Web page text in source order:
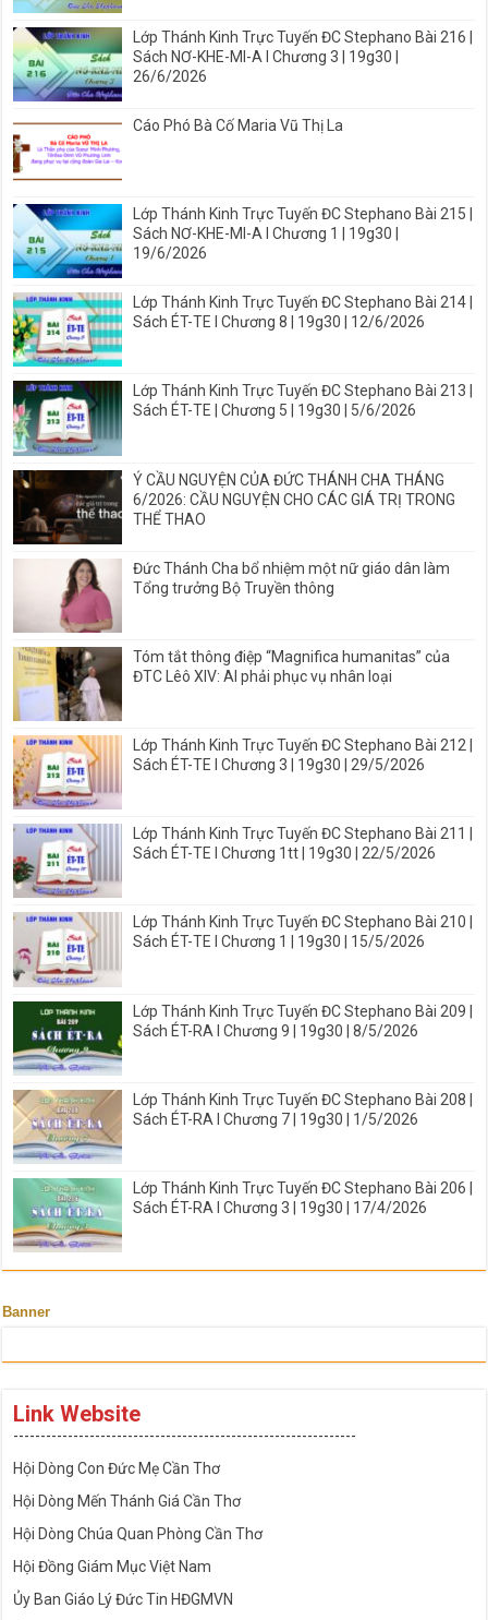
Lớp Thánh Kinh Trực Tuyến ĐC Stephano Bài 216 |
Sách NƠ-KHE-MI-A I Chương 3 | 19g30 |
26/6/2026
Cáo Phó Bà Cố Maria Vũ Thị La
Lớp Thánh Kinh Trực Tuyến ĐC Stephano Bài 215 |
Sách NƠ-KHE-MI-A I Chương 1 | 19g30 |
19/6/2026
Lớp Thánh Kinh Trực Tuyến ĐC Stephano Bài 214 |
Sách ÉT-TE I Chương 8 | 19g30 | 12/6/2026
Lớp Thánh Kinh Trực Tuyến ĐC Stephano Bài 213 |
Sách ÉT-TE | Chương 5 | 19g30 | 5/6/2026
Ý CẦU NGUYỆN CỦA ĐỨC THÁNH CHA THÁNG
6/2026: CẦU NGUYỆN CHO CÁC GIÁ TRỊ TRONG
THỂ THAO
Đức Thánh Cha bổ nhiệm một nữ giáo dân làm
Tổng trưởng Bộ Truyền thông
Tóm tắt thông điệp “Magnifica humanitas” của
ĐTC Lêô XIV: AI phải phục vụ nhân loại
Lớp Thánh Kinh Trực Tuyến ĐC Stephano Bài 212 |
Sách ÉT-TE I Chương 3 | 19g30 | 29/5/2026
Lớp Thánh Kinh Trực Tuyến ĐC Stephano Bài 211 |
Sách ÉT-TE I Chương 1tt | 19g30 | 22/5/2026
Lớp Thánh Kinh Trực Tuyến ĐC Stephano Bài 210 |
Sách ÉT-TE I Chương 1 | 19g30 | 15/5/2026
Lớp Thánh Kinh Trực Tuyến ĐC Stephano Bài 209 |
Sách ÉT-RA I Chương 9 | 19g30 | 8/5/2026
Lớp Thánh Kinh Trực Tuyến ĐC Stephano Bài 208 |
Sách ÉT-RA I Chương 7 | 19g30 | 1/5/2026
Lớp Thánh Kinh Trực Tuyến ĐC Stephano Bài 206 |
Sách ÉT-RA I Chương 3 | 19g30 | 17/4/2026
Banner
Link Website
---------------------------------------------------------------
Hội Dòng Con Đức Mẹ Cần Thơ
Hội Dòng Mến Thánh Giá Cần Thơ
Hội Dòng Chúa Quan Phòng Cần Thơ
Hội Đồng Giám Mục Việt Nam
Ủy Ban Giáo Lý Đức Tin HĐGMVN